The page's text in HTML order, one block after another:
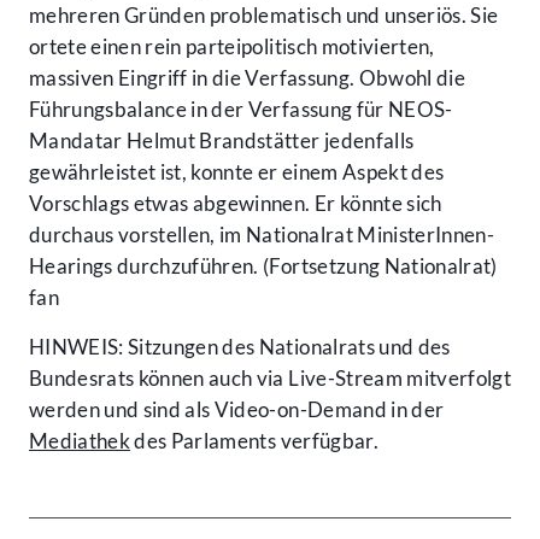
mehreren Gründen problematisch und unseriös. Sie
ortete einen rein parteipolitisch motivierten,
massiven Eingriff in die Verfassung. Obwohl die
Führungsbalance in der Verfassung für NEOS-
Mandatar Helmut Brandstätter jedenfalls
gewährleistet ist, konnte er einem Aspekt des
Vorschlags etwas abgewinnen. Er könnte sich
durchaus vorstellen, im Nationalrat MinisterInnen-
Hearings durchzuführen. (Fortsetzung Nationalrat)
fan
HINWEIS: Sitzungen des Nationalrats und des
Bundesrats können auch via Live-Stream mitverfolgt
werden und sind als Video-on-Demand in der
Mediathekdes Parlaments verfügbar.